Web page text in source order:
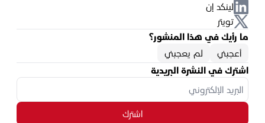
لينكد إن
تويتر
ما رأيك في هذا المنشور؟
أعجبني
لم يعجبني
اشترك في النشرة البريدية
اشترك